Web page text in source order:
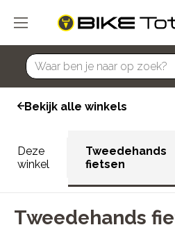
home
Bekijk alle winkels
Deze
winkel
Tweedehands
fietsen
Tweedehands